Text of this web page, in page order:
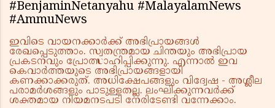
#BenjaminNetanyahu #MalayalamNews
#AmmuNews
ഇവിടെ വായനക്കാർക്ക് അഭിപ്രായങ്ങൾ
രേഖപ്പെടുത്താം. സ്വതന്ത്രമായ ചിന്തയും അഭിപ്രായ
പ്രകടനവും പ്രോത്സാഹിപ്പിക്കുന്നു. എന്നാൽ ഇവ
കെവാർത്തയുടെ അഭിപ്രായങ്ങളായി
കണക്കാക്കരുത്. അധിക്ഷേപങ്ങളും വിദ്വേഷ - അശ്ലീല
പരാമർശങ്ങളും പാടുള്ളതല്ല. ലംഘിക്കുന്നവർക്ക്
ശക്തമായ നിയമനടപടി നേരിടേണ്ടി വന്നേക്കാം.